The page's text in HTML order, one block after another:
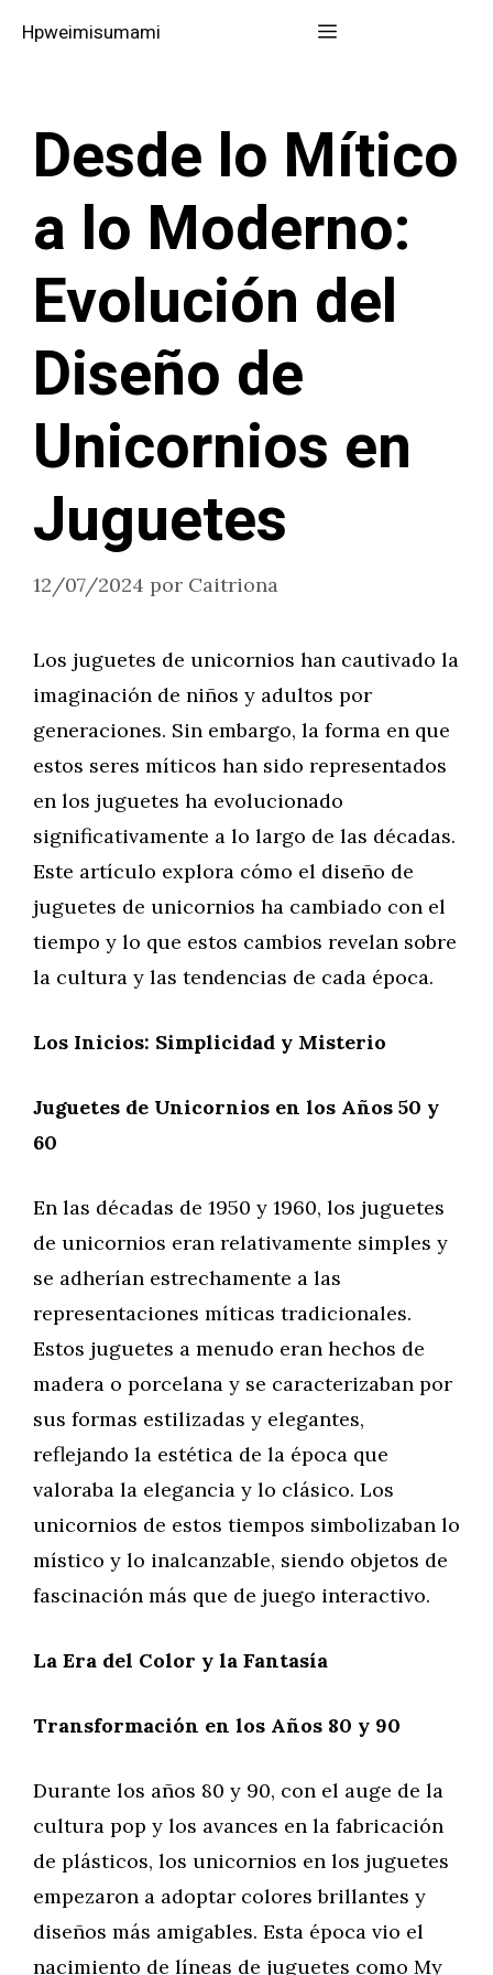
Hpweimisumami Menú
Desde lo Mítico
a lo Moderno:
Evolución del
Diseño de
Unicornios en
Juguetes
12/07/2024 por Caitriona
Los juguetes de unicornios han cautivado la
imaginación de niños y adultos por
generaciones. Sin embargo, la forma en que
estos seres míticos han sido representados
en los juguetes ha evolucionado
significativamente a lo largo de las décadas.
Este artículo explora cómo el diseño de
juguetes de unicornios ha cambiado con el
tiempo y lo que estos cambios revelan sobre
la cultura y las tendencias de cada época.
Los Inicios: Simplicidad y Misterio
Juguetes de Unicornios en los Años 50 y
60
En las décadas de 1950 y 1960, los juguetes
de unicornios eran relativamente simples y
se adherían estrechamente a las
representaciones míticas tradicionales.
Estos juguetes a menudo eran hechos de
madera o porcelana y se caracterizaban por
sus formas estilizadas y elegantes,
reflejando la estética de la época que
valoraba la elegancia y lo clásico. Los
unicornios de estos tiempos simbolizaban lo
místico y lo inalcanzable, siendo objetos de
fascinación más que de juego interactivo.
La Era del Color y la Fantasía
Transformación en los Años 80 y 90
Durante los años 80 y 90, con el auge de la
cultura pop y los avances en la fabricación
de plásticos, los unicornios en los juguetes
empezaron a adoptar colores brillantes y
diseños más amigables. Esta época vio el
nacimiento de líneas de juguetes como My